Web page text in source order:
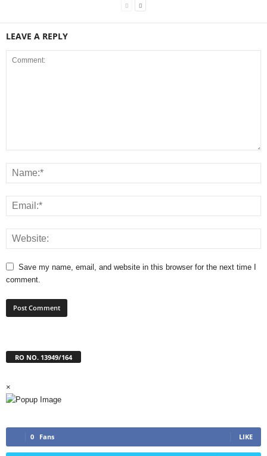
LEAVE A REPLY
Save my name, email, and website in this browser for the next time I
comment.
RO NO. 13949/164
×
0 Fans LIKE